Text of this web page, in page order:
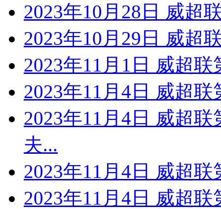
2023年10月28日 威超
2023年10月29日 威超
2023年11月1日 威超
2023年11月4日 威超
2023年11月4日 威超
夫...
2023年11月4日 威超
2023年11月4日 威超